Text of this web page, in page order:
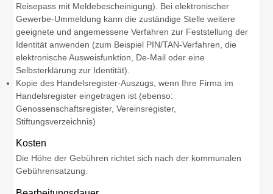
Reisepass mit Meldebescheinigung). Bei elektronischer
Gewerbe-Ummeldung kann die zuständige Stelle weitere
geeignete und angemessene Verfahren zur Feststellung der
Identität anwenden (zum Beispiel PIN/TAN-Verfahren, die
elektronische Ausweisfunktion, De-Mail oder eine
Selbsterklärung zur Identität).
Kopie des Handelsregister-Auszugs, wenn Ihre Firma im
Handelsregister eingetragen ist (ebenso:
Genossenschaftsregister, Vereinsregister,
Stiftungsverzeichnis)
Kosten
Die Höhe der Gebühren richtet sich nach der kommunalen
Gebührensatzung.